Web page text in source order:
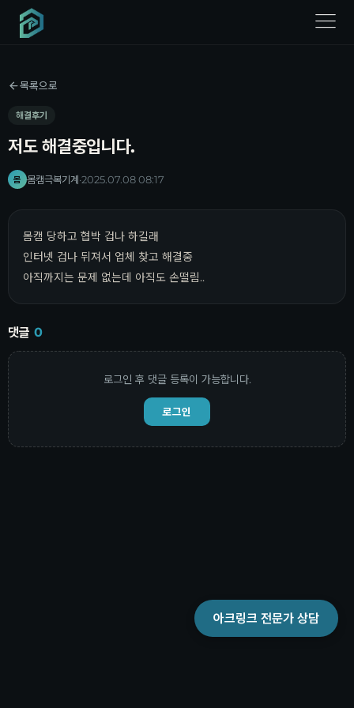
menu
목록으로
해결후기
저도 해결중입니다.
몸 몸캠극복기계·2025.07.08 08:17
몸캠 당하고 협박 겁나 하길래
인터넷 겁나 뒤져서 업체 찾고 해결중
아직까지는 문제 없는데 아직도 손떨림..
댓글 0
로그인 후 댓글 등록이 가능합니다.
로그인
아크링크 전문가 상담